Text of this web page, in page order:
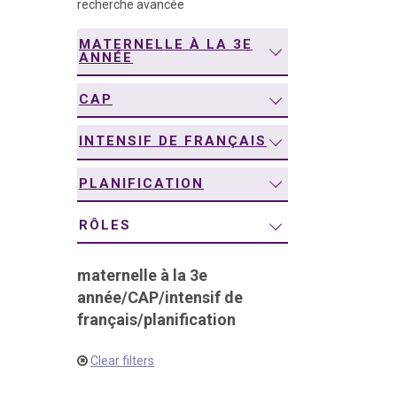
recherche avancée
MATERNELLE À LA 3E
ANNÉE
CAP
INTENSIF DE FRANÇAIS
PLANIFICATION
RÔLES
maternelle à la 3e
année/CAP/intensif de
français/planification
Clear filters